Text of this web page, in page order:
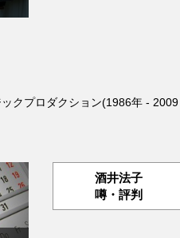
クプロダクション(1986年 - 2009
酒井法子
噂・評判